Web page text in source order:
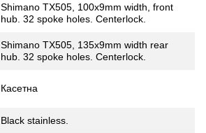
Shimano TX505, 100x9mm width, front
hub. 32 spoke holes. Centerlock.
Shimano TX505, 135x9mm width rear
hub. 32 spoke holes. Centerlock.
Касетна
Black stainless.